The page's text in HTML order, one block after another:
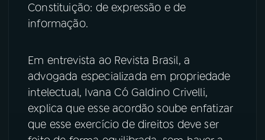
08FESTIVAL DE MÚSICA
ACOMPANHE A RÁDIO NACIONAL
YouTube Facebook
Instagram
Constituição: de expressão e de
informação.
Em entrevista ao Revista Brasil, a
advogada especializada em propriedade
intelectual, Ivana Có Galdino Crivelli,
explica que esse acordão soube enfatizar
que esse exercício de direitos deve ser